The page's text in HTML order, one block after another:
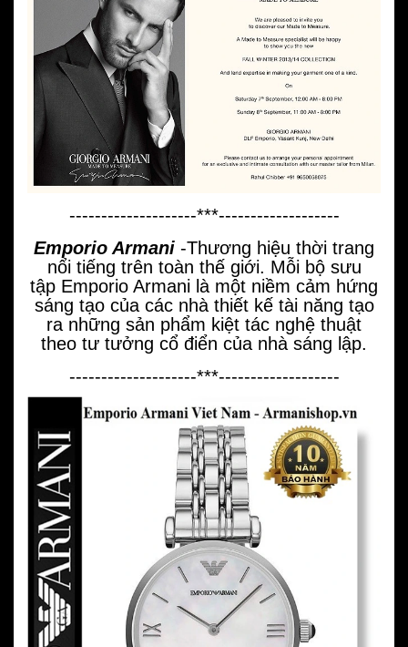
--------------------***-------------------
Emporio Armani -Thương hiệu thời trang
nổi tiếng trên toàn thế giới. Mỗi bộ sưu
tập Emporio Armani là một niềm cảm hứng
sáng tạo của các nhà thiết kế tài năng tạo
ra những sản phẩm kiệt tác nghệ thuật
theo tư tưởng cổ điển của nhà sáng lập.
--------------------***-------------------